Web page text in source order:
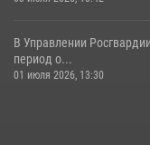
В Управлении
период о...
01 июля 2026, 13:30